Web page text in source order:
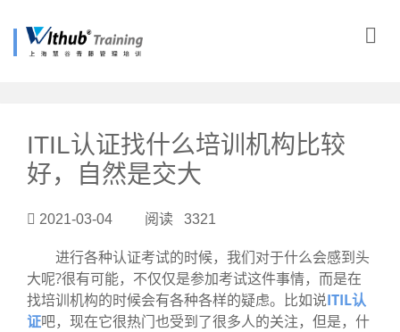
ITIL认证找什么培训机构比较
好，自然是交大
2021-03-04 阅读 3321
进行各种认证考试的时候，我们对于什么会感到头
大呢?很有可能，不仅仅是参加考试这件事情，而是在
找培训机构的时候会有各种各样的疑虑。比如说ITIL认
证吧，现在它很热门也受到了很多人的关注，但是，什